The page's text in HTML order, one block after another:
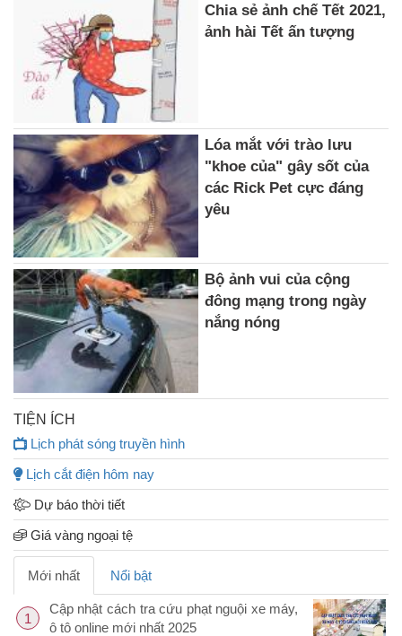
Chia sẻ ảnh chế Tết 2021,
ảnh hài Tết ấn tượng
Lóa mắt với trào lưu
"khoe của" gây sốt của
các Rick Pet cực đáng
yêu
Bộ ảnh vui của cộng
đông mạng trong ngày
nắng nóng
TIỆN ÍCH
Lịch phát sóng truyền hình
Lịch cắt điện hôm nay
Dự báo thời tiết
Giá vàng ngoại tệ
Mới nhất Nổi bật
1
Cập nhật cách tra cứu phạt nguội xe máy,
ô tô online mới nhất 2025